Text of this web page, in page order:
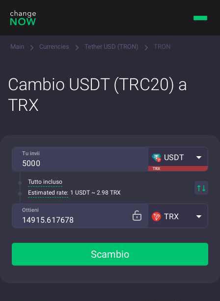
Main Currencies Tether USD (TRON) TRON
Cambio USDT (TRC20) a
TRX
Tu invii
TRX
USDT
Tutto incluso
Estimated rate: 1 USDT ~ 2.98 TRX
Ottieni
TRX
Scambio